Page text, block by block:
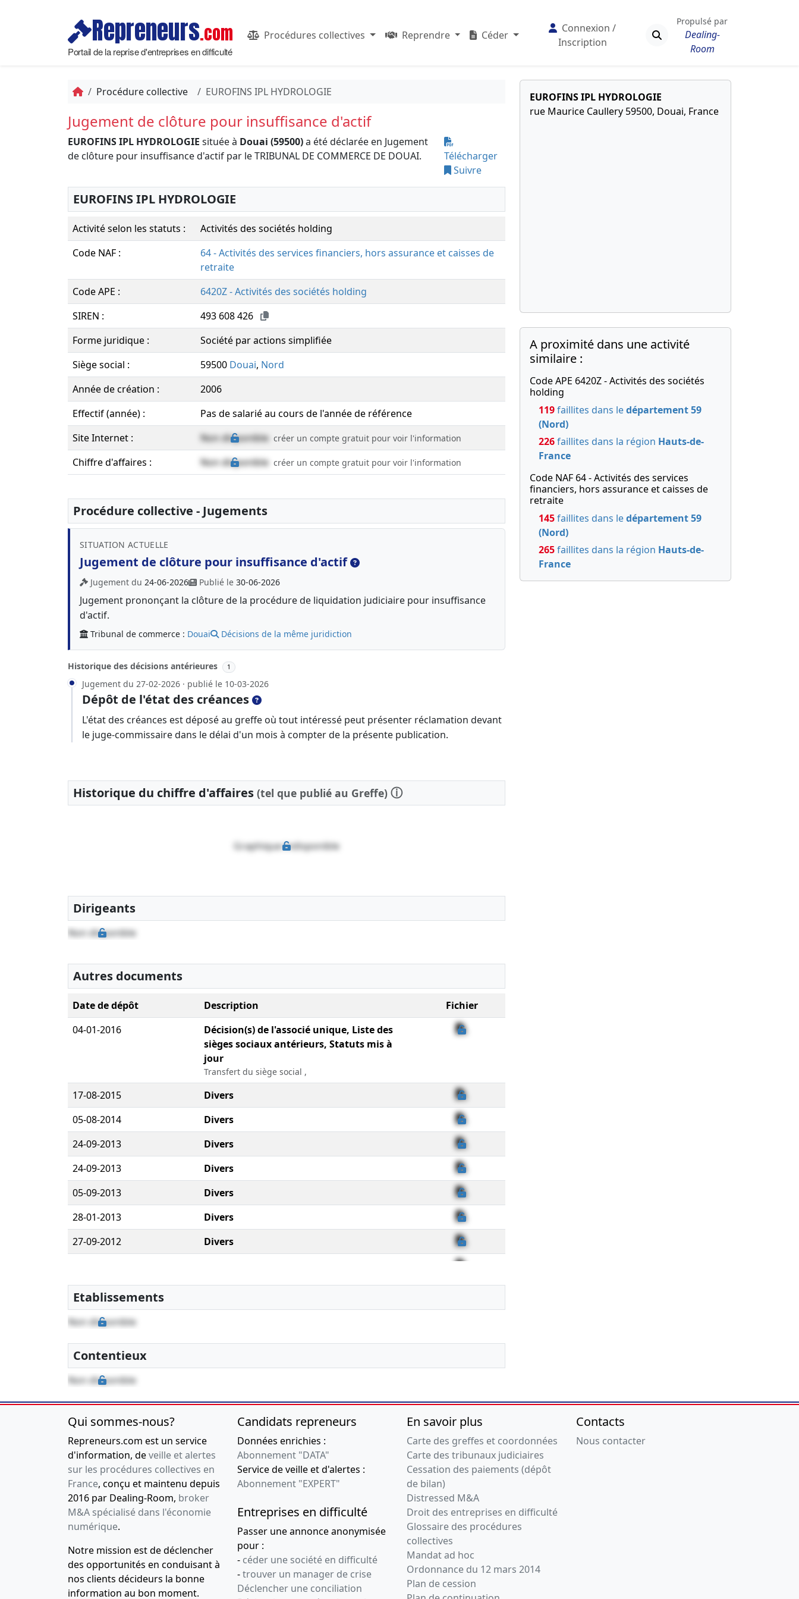
Repreneurs.com
Portail de la reprise d'entreprises en difficulté
Procédures collectives Reprendre Céder
Connexion /
Inscription
Propulsé par
Dealing-
Room
Procédure collective EUROFINS IPL HYDROLOGIE
Jugement de clôture pour insuffisance d'actif
EUROFINS IPL HYDROLOGIE située à Douai (59500)a été déclarée en Jugement
de clôture pour insuffisance d'actif par le TRIBUNAL DE COMMERCE DE DOUAI.
Télécharger
Suivre
EUROFINS IPL HYDROLOGIE
Activité selon les statuts :
Activités des sociétés holding
Code NAF :
64 - Activités des services financiers, hors assurance et caisses de
retraite
Code APE :
6420Z - Activités des sociétés holding
SIREN :
493 608 426
Forme juridique :
Société par actions simplifiée
Siège social :
59500 Douai, Nord
Année de création :
2006
Effectif (année) :
Pas de salarié au cours de l'année de référence
Site Internet :
Non disponible créer un compte gratuit pour voir l'information
Chiffre d'affaires : Non disponible créer un compte gratuit pour voir l'information
Procédure collective - Jugements
SITUATION ACTUELLE
Jugement de clôture pour insuffisance d'actif
Jugement du 24-06-2026 Publié le 30-06-2026
Jugement prononçant la clôture de la procédure de liquidation judiciaire pour insuffisance
d'actif.
Tribunal de commerce : Douai Décisions de la même juridiction
Historique des décisions antérieures 1
Jugement du 27-02-2026 · publié le 10-03-2026
Dépôt de l'état des créances
L'état des créances est déposé au greffe où tout intéressé peut présenter réclamation devant
le juge-commissaire dans le délai d'un mois à compter de la présente publication.
Historique du chiffre d'affaires (tel que publié au Greffe) ⓘ
Graphique indisponible
Dirigeants
Non disponible
Autres documents
Date de dépôt Description
Fichier
04-01-2016
Décision(s) de l'associé unique, Liste des
sièges sociaux antérieurs, Statuts mis à
jour
Transfert du siège social ,
17-08-2015
Divers
05-08-2014
Divers
24-09-2013
Divers
24-09-2013
Divers
05-09-2013
Divers
28-01-2013
Divers
27-09-2012
Divers
06-06-2012
06-06-2012
21-12-2011
21-12-2011
13-12-2010
Divers
24-06-2010
Divers
20-03-2009
Divers
22-12-2008
Divers
08-12-2008
21-11-2008
Divers
06-11-2008
Divers
Etablissements
Non disponible
Contentieux
Non disponible
EUROFINS IPL HYDROLOGIE
rue Maurice Caullery 59500, Douai, France
A proximité dans une activité
similaire :
Code APE 6420Z - Activités des sociétés
holding
119faillites dans ledépartement 59
(Nord)
226faillites dans la région Hauts-de-
France
Code NAF 64 - Activités des services
financiers, hors assurance et caisses de
retraite
145faillites dans ledépartement 59
(Nord)
265faillites dans la région Hauts-de-
France
Qui sommes-nous?
Repreneurs.com est un service
d'information, deveille et alertes
sur les procédures collectives en
France, conçu et maintenu depuis
2016 par Dealing-Room, broker
M&A spécialisé dans l'économie
numérique.
Notre mission est de déclencher
des opportunités en conduisant à
nos clients décideurs la bonne
information au bon moment.
Candidats repreneurs
Données enrichies :
Abonnement "DATA"
Service de veille et d'alertes :
Abonnement "EXPERT"
Entreprises en difficulté
Passer une annonce anonymisée
pour :
- céder une société en difficulté
-trouver un manager de crise
Déclencher une conciliation
En savoir plus
Carte des greffes et coordonnées
Carte des tribunaux judiciaires
Cessation des paiements (dépôt
de bilan)
Distressed M&A
Droit des entreprises en difficulté
Glossaire des procédures
collectives
Mandat ad hoc
Ordonnance du 12 mars 2014
Plan de cession
Contacts
Nous contacter